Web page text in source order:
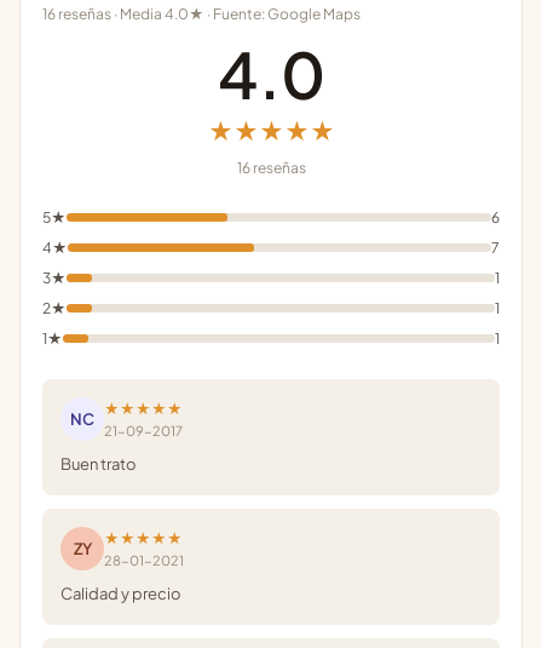
16 reseñas · Media 4.0★ · Fuente: Google Maps
4.0
★★★★★
16 reseñas
5★
6
4★
7
3★
1
2★
1
1★
1
NC
★★★★★
21-09-2017
Buen trato
ZY
★★★★★
28-01-2021
Calidad y precio